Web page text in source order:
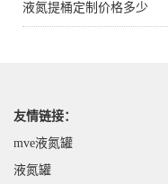
液氮提桶定制价格多少
友情链接：
mve液氮罐
液氮罐